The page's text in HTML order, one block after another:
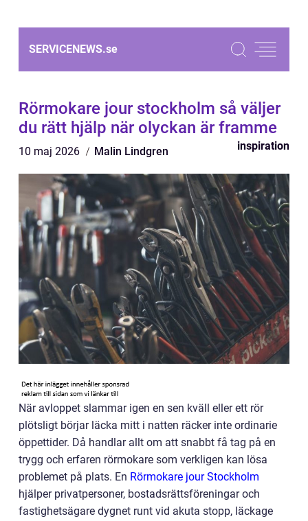
SERVICENEWS.se
Rörmokare jour stockholm så väljer
du rätt hjälp när olyckan är framme
10 maj 2026 Malin Lindgren inspiration
När avloppet slammar igen en sen kväll eller ett rör
plötsligt börjar läcka mitt i natten räcker inte ordinarie
öppettider. Då handlar allt om att snabbt få tag på en
trygg och erfaren rörmokare som verkligen kan lösa
problemet på plats. En Rörmokare jour Stockholm
hjälper privatpersoner, bostadsrättsföreningar och
fastighetsägare dygnet runt vid akuta stopp, läckage